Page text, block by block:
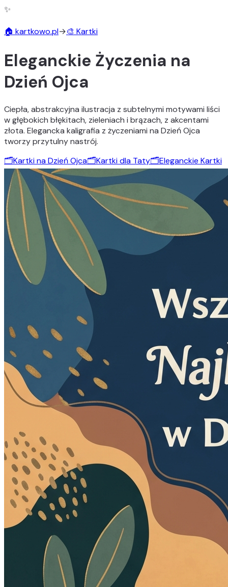
✨
🏠 kartkowo.pl→🎨 Kartki
Eleganckie Życzenia na
Dzień Ojca
Ciepła, abstrakcyjna ilustracja z subtelnymi motywami liści
w głębokich błękitach, zieleniach i brązach, z akcentami
złota. Elegancka kaligrafia z życzeniami na Dzień Ojca
tworzy przytulny nastrój.
🗂️Kartki na Dzień Ojca🗂️Kartki dla Taty🗂️Eleganckie Kartki